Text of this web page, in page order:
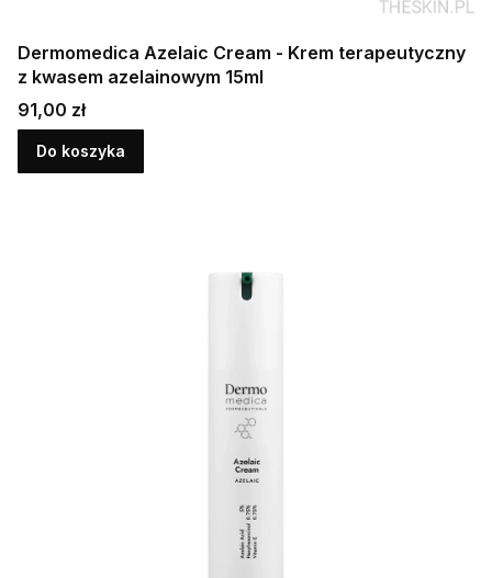
Dermomedica Azelaic Cream - Krem terapeutyczny
z kwasem azelainowym 15ml
Cena
91,00 zł
Do koszyka